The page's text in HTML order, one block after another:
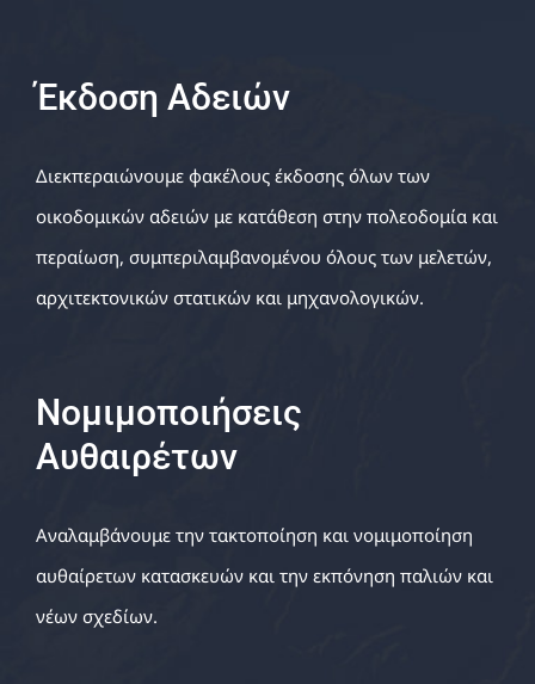
Έκδοση Αδειών
Διεκπεραιώνουμε φακέλους έκδοσης όλων των
οικοδομικών αδειών με κατάθεση στην πολεοδομία και
περαίωση, συμπεριλαμβανομένου όλους των μελετών,
αρχιτεκτονικών στατικών και μηχανολογικών.
Νομιμοποιήσεις
Αυθαιρέτων
Αναλαμβάνουμε την τακτοποίηση και νομιμοποίηση
αυθαίρετων κατασκευών και την εκπόνηση παλιών και
νέων σχεδίων.